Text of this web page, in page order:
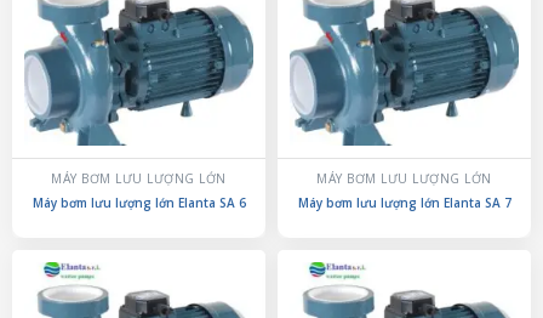
MÁY BƠM LƯU LƯỢNG LỚN
Máy bơm lưu lượng lớn Elanta SA 6
MÁY BƠM LƯU LƯỢNG LỚN
Máy bơm lưu lượng lớn Elanta SA 7